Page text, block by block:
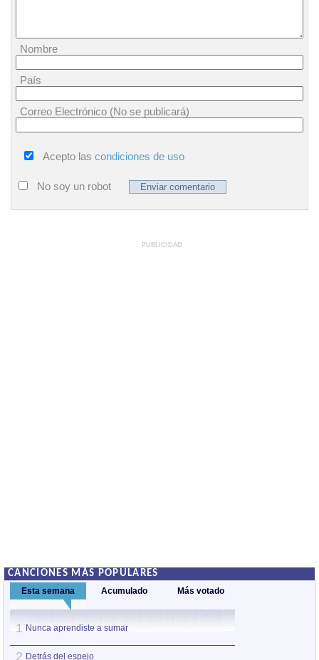
Nombre
País
Correo Electrónico (No se publicará)
Acepto las condiciones de uso
No soy un robot
PUBLICIDAD
CANCIONES MÁS POPULARES
Esta semana Acumulado Más votado
1 Nunca aprendiste a sumar
2 Detrás del espejo